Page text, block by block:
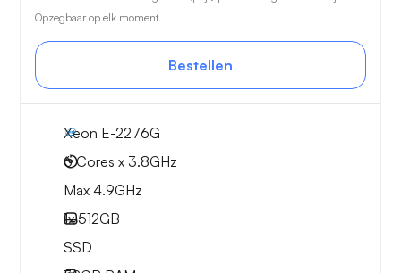
Opzegbaar op elk moment.
Bestellen
Xeon E-2276G
6 Cores x 3.8GHz
Max 4.9GHz
1x512GB
SSD